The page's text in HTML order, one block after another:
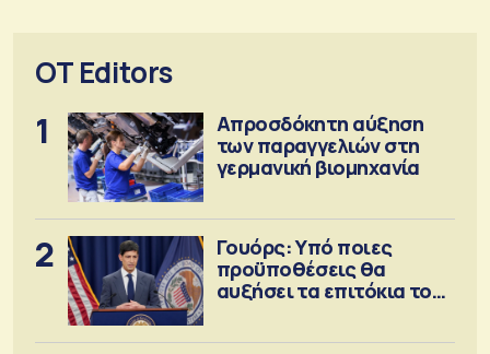
OT Editors
1
Απροσδόκητη αύξηση
των παραγγελιών στη
γερμανική βιομηχανία
2
Γουόρς: Υπό ποιες
προϋποθέσεις θα
αυξήσει τα επιτόκια τον